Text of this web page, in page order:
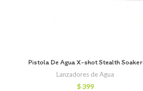
Pistola De Agua X-shot Stealth Soaker
Lanzadores de Agua
$399